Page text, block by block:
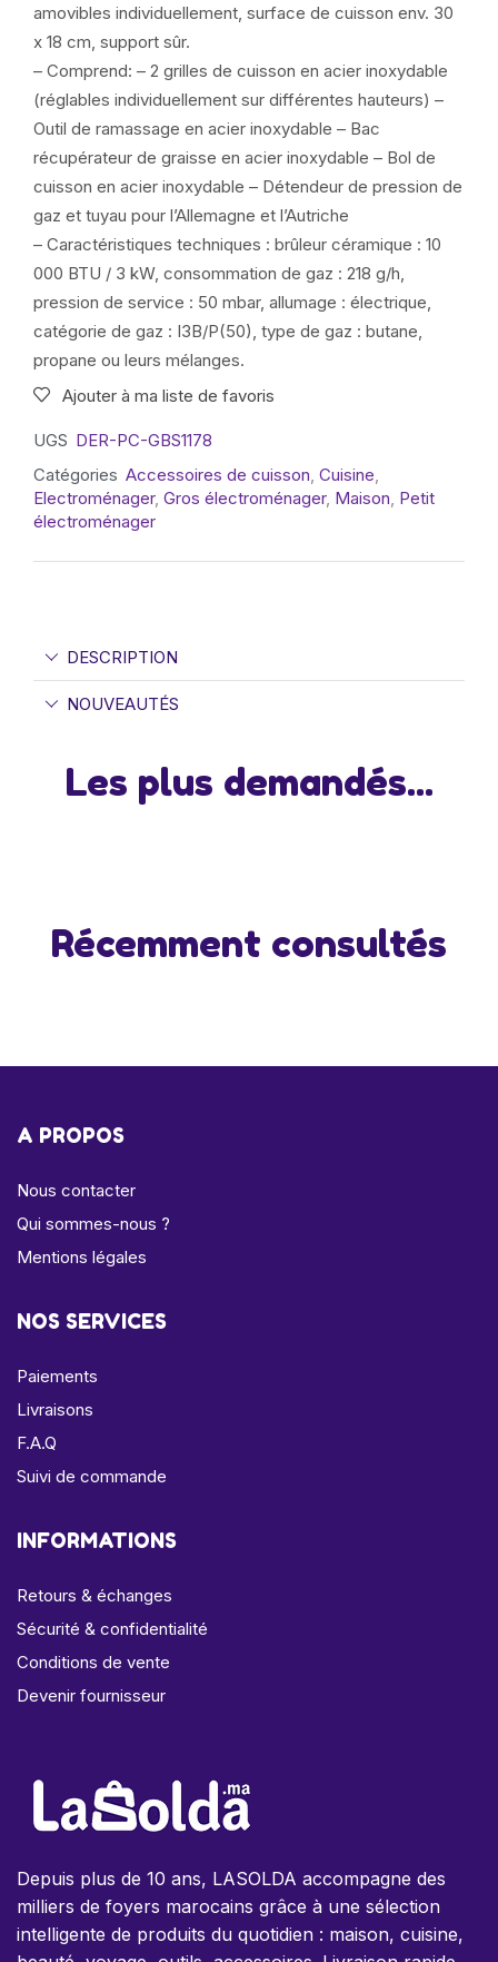
amovibles individuellement, surface de cuisson env. 30
x 18 cm, support sûr.
– Comprend: – 2 grilles de cuisson en acier inoxydable
(réglables individuellement sur différentes hauteurs) –
Outil de ramassage en acier inoxydable – Bac
récupérateur de graisse en acier inoxydable – Bol de
cuisson en acier inoxydable – Détendeur de pression de
gaz et tuyau pour l’Allemagne et l’Autriche
– Caractéristiques techniques : brûleur céramique : 10
000 BTU / 3 kW, consommation de gaz : 218 g/h,
pression de service : 50 mbar, allumage : électrique,
catégorie de gaz : I3B/P(50), type de gaz : butane,
propane ou leurs mélanges.
Ajouter à ma liste de favoris
UGS DER-PC-GBS1178
Catégories Accessoires de cuisson, Cuisine,
Electroménager, Gros électroménager, Maison, Petit
électroménager
DESCRIPTION
NOUVEAUTÉS
Les plus demandés...
Récemment consultés
A PROPOS
Nous contacter
Qui sommes-nous ?
Mentions légales
NOS SERVICES
Paiements
Livraisons
F.A.Q
Suivi de commande
INFORMATIONS
Retours & échanges
Sécurité & confidentialité
Conditions de vente
Devenir fournisseur
Depuis plus de 10 ans, LASOLDA accompagne des
milliers de foyers marocains grâce à une sélection
intelligente de produits du quotidien : maison, cuisine,